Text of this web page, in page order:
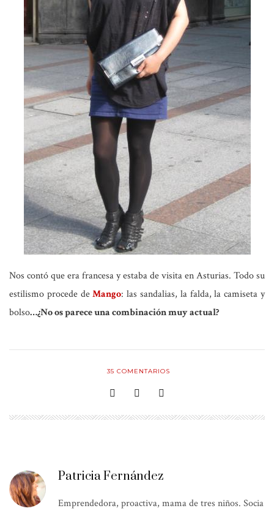
Nos contó que era francesa y estaba de visita en Asturias. Todo su
estilismo procede deMango: las sandalias, la falda, la camiseta y
bolso…¿No os parece una combinación muy actual?
35 COMENTARIOS
Patricia Fernández
Emprendedora, proactiva, mama de tres niños. Socia